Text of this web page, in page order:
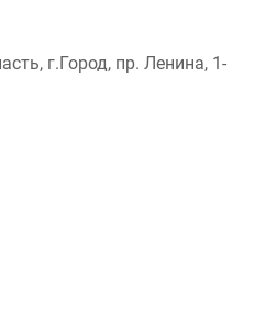
г.Город, пр. Ленина, 1-